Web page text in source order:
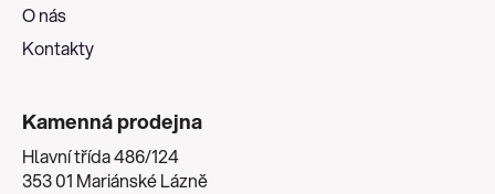
O nás
Kontakty
Kamenná prodejna
Hlavní třída 486/124
353 01 Mariánské Lázně